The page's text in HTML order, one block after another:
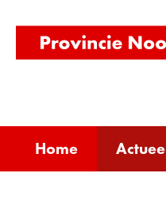
Home